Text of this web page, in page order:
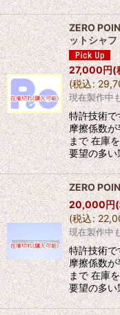
ZERO
ットシャフ
27,000円(
(税込:
現在製作中
特許技術
摩擦係数
まで 在庫
要望の多
ZERO
20,000円
(税込:
現在製作中
特許技術
摩擦係数
まで 在庫
要望の多